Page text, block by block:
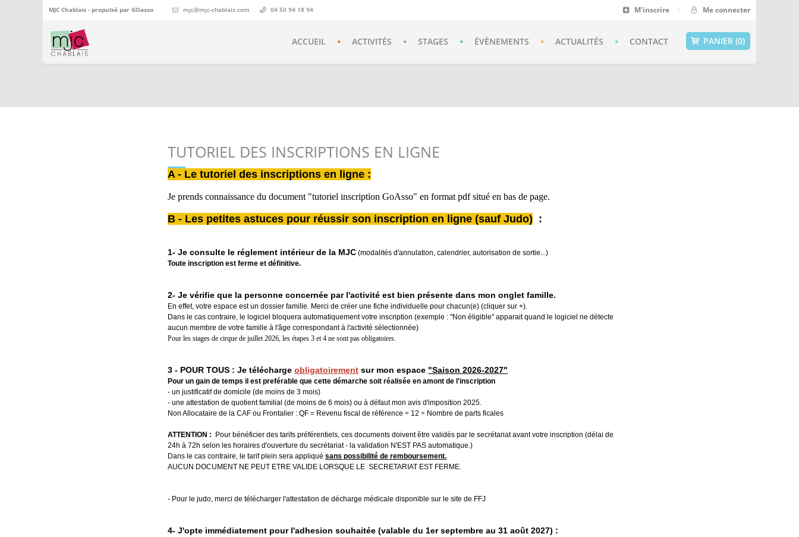
MJC Chablais - propulsé par GOasso · mjc@mjc-chablais.com 04 50 94 18 94 M'inscrire · Me connecter
PANIER (0)
ACCUEIL ACTIVITÉS STAGES ÉVÈNEMENTS ACTUALITÉS CONTACT
TUTORIEL DES INSCRIPTIONS EN LIGNE
A - Le tutoriel des inscriptions en ligne :
Je prends connaissance du document "tutoriel inscription GoAsso" en format pdf situé en bas de page.
B - Les petites astuces pour réussir son inscription en ligne (sauf Judo) :
1- Je consulte le réglement intérieur de la MJC (modalités d'annulation, calendrier, autorisation de sortie...)
Toute inscription est ferme et définitive.
2- Je vérifie que la personne concernée par l'activité est bien présente dans mon onglet famille.
En effet, votre espace est un dossier famille. Merci de créer une fiche individuelle pour chacun(e) (cliquer sur +).
Dans le cas contraire, le logiciel bloquera automatiquement votre inscription (exemple : "Non éligible" apparait quand le logiciel ne détecte
aucun membre de votre famille à l'âge correspondant à l'activité sélectionnée)
Pour les stages de cirque de juillet 2026, les étapes 3 et 4 ne sont pas obligatoires.
3 - POUR TOUS : Je télécharge obligatoirement sur mon espace "Saison 2026-2027"
Pour un gain de temps il est preférable que cette démarche soit réalisée en amont de l'inscription
- un justificatif de domicile (de moins de 3 mois)
- une attestation de quotient familial (de moins de 6 mois) ou à défaut mon avis d'imposition 2025.
Non Allocataire de la CAF ou Frontalier : QF = Revenu fiscal de référence ÷ 12 ÷ Nombre de parts ficales
ATTENTION :
Pour bénéficier des tarifs préférentiels, ces documents doivent être validés par le secrétariat avant votre inscription (délai de
24h à 72h selon les horaires d'ouverture du secrétariat - la validation N'EST PAS automatique.)
Dans le cas contraire, le tarif plein sera appliqué sans possibilité de remboursement.
AUCUN DOCUMENT NE PEUT ETRE VALIDE LORSQUE LE SECRETARIAT EST FERME.
- Pour le judo, merci de télécharger l'attestation de décharge médicale disponible sur le site de FFJ
4- J'opte immédiatement pour l'adhesion souhaitée (valable du 1er septembre au 31 août 2027) :